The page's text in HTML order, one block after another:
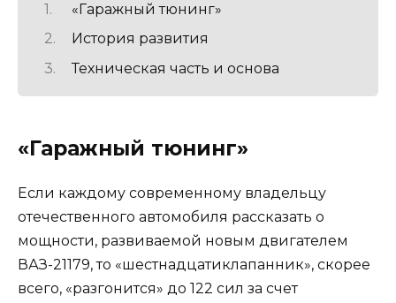
«Гаражный тюнинг»
История развития
Техническая часть и основа
«Гаражный тюнинг»
Если каждому современному владельцу
отечественного автомобиля рассказать о
мощности, развиваемой новым двигателем
ВАЗ-21179, то «шестнадцатиклапанник», скорее
всего, «разгонится» до 122 сил за счет